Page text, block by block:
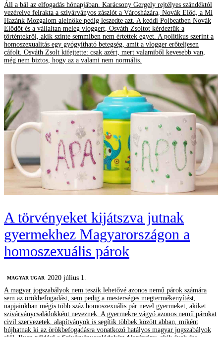
Áll a bál az elfogadás hónapjában. Karácsony Gergely rejtélyes szándéktól
vezérelve felrakta a szivárványos zászlót a Városházára, Novák Előd, a Mi
Hazánk Mozgalom alelnöke pedig leszedte azt. A keddi Polbeatben Novák
Elődöt és a vállaltan meleg vloggert, Osváth Zsoltot kérdeztük a
történtekről, akik szinte semmiben nem értettek egyet. A politikus szerint a
homoszexualitás egy gyógyítható betegség, amit a vlogger erőteljesen
cáfolt. Osváth Zsolt kifejtette: csak azért, mert valamiből kevesebb van,
még nem biztos, hogy az a valami nem normális.
A törvényeket kijátszva jutnak
gyermekhez Magyarországon a
homoszexuális párok
MAGYAR UGAR
2020 július 1.
A magyar jogszabályok nem teszik lehetővé azonos nemű párok számára
sem az örökbefogadást, sem pedig a mesterséges megtermékenyítést,
napjainkban mégis több száz homoszexuális pár nevel gyermeket, akiket
szivárványcsaládokként neveznek. A gyermekre vágyó azonos nemű párokat
civil szervezetek, alapítványok is segítik többek között abban, miként
bújhatnak ki az örökbefogadásra vonatkozó hatályos magyar jogszabályok